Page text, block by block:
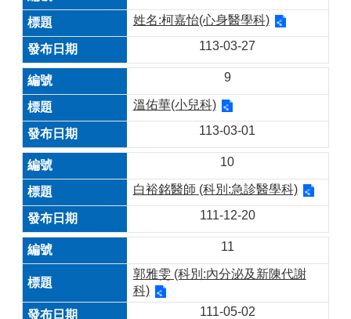
姓名:柯嘉怡(心身醫學科)
113-03-27
9
溫佑華(小兒科)
113-03-01
10
白裕銘醫師 (科別:急診醫學科)
111-12-20
11
郭雅雯 (科別:內分泌及新陳代謝
科)
111-05-02